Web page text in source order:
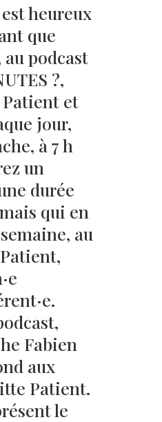
heureux
que
podcast
?,
et
jour,
à 7 h
un
durée
qui en
au
Fabien
aux
Patient.
le